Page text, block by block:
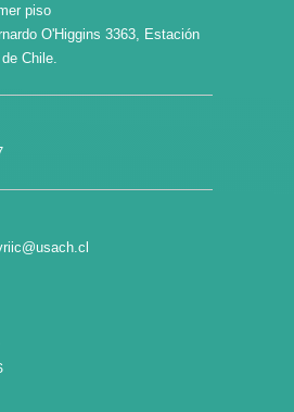
piso
O'Higgins 3363, Estación
Chile.